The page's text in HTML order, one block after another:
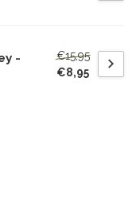
-
€15,95
€8,95